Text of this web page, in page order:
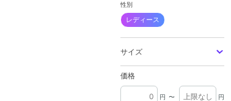
性別
レディース
サイズ
価格
円 〜 円